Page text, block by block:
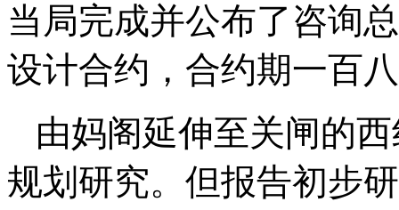
当局完成并公布了咨询
设计合约，合约期一
由妈阁延伸至关闸的
规划研究。但报告初步